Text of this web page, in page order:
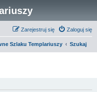
Zaloguj się
Zarejestruj się
Szlaku Templariuszy Szukaj